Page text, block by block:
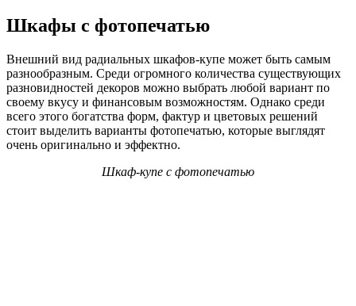
Шкафы с фотопечатью
Внешний вид радиальных шкафов-купе может быть самым
разнообразным. Среди огромного количества существующих
разновидностей декоров можно выбрать любой вариант по
своему вкусу и финансовым возможностям. Однако среди
всего этого богатства форм, фактур и цветовых решений
стоит выделить варианты фотопечатью, которые выглядят
очень оригинально и эффектно.
Шкаф-купе с фотопечатью